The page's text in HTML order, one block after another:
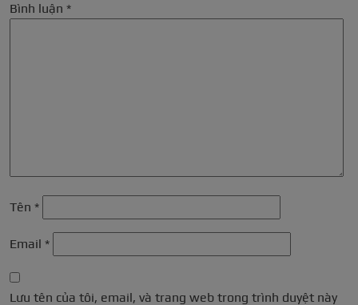
Bình luận *
Tên *
Email *
Lưu tên của tôi, email, và trang web trong trình duyệt này